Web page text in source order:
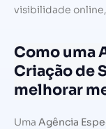
visibilidade
Como uma
Criação de
melhorar
Uma Agência